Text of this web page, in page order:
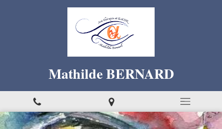
Mathilde BERNARD